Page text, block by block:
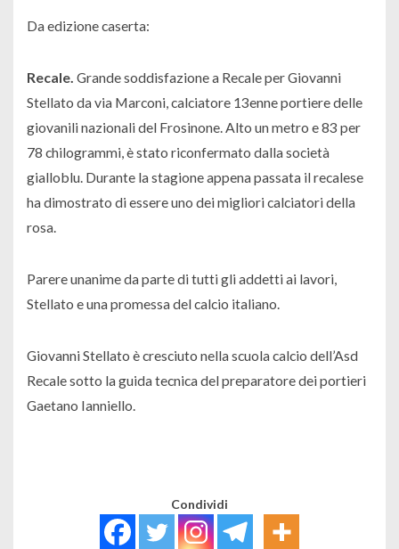
Da edizione caserta:
Recale. Grande soddisfazione a Recale per Giovanni
Stellato da via Marconi, calciatore 13enne portiere delle
giovanili nazionali del Frosinone. Alto un metro e 83 per
78 chilogrammi, è stato riconfermato dalla società
gialloblu. Durante la stagione appena passata il recalese
ha dimostrato di essere uno dei migliori calciatori della
rosa.
Parere unanime da parte di tutti gli addetti ai lavori,
Stellato e una promessa del calcio italiano.
Giovanni Stellato è cresciuto nella scuola calcio dell’Asd
Recale sotto la guida tecnica del preparatore dei portieri
Gaetano Ianniello.
Condividi